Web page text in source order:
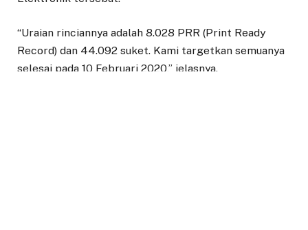
“Uraian rinciannya adalah 8.028 PRR (Print Ready
Record) dan 44.092 suket. Kami targetkan semuanya
selesai pada 10 Februari 2020,” jelasnya.